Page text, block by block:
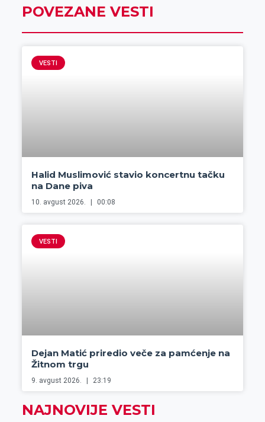
POVEZANE VESTI
VESTI
Halid Muslimović stavio koncertnu tačku
na Dane piva
10. avgust 2026. 00:08
VESTI
Dejan Matić priredio veče za pamćenje na
Žitnom trgu
9. avgust 2026. 23:19
NAJNOVIJE VESTI